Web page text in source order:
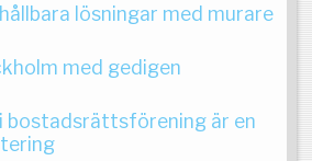
lösningar med murare
med gedigen
bostadsrättsförening är en